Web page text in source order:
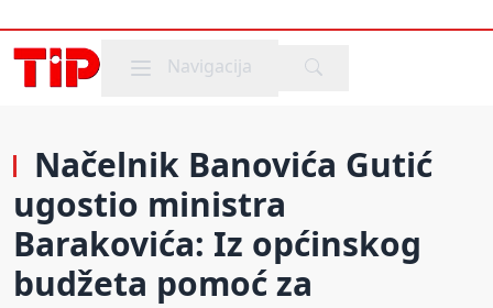
Mobile menu
Navigacija
Načelnik Banovića Gutić
ugostio ministra
Barakovića: Iz općinskog
budžeta pomoć za